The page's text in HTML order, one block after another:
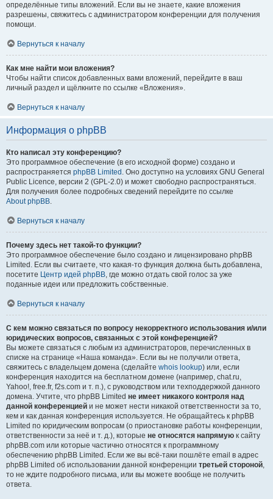
определённые типы вложений. Если вы не знаете, какие вложения
разрешены, свяжитесь с администратором конференции для получения
помощи.
Вернуться к началу
Как мне найти мои вложения?
Чтобы найти список добавленных вами вложений, перейдите в ваш
личный раздел и щёлкните по ссылке «Вложения».
Вернуться к началу
Информация о phpBB
Кто написал эту конференцию?
Это программное обеспечение (в его исходной форме) создано и
распространяется phpBB Limited . Оно доступно на условиях GNU General
Public Licence, версии 2 (GPL-2.0) и может свободно распространяться.
Для получения более подробных сведений перейдите по ссылке
About phpBB.
Вернуться к началу
Почему здесь нет такой-то функции?
Это программное обеспечение было создано и лицензировано phpBB
Limited. Если вы считаете, что какая-то функция должна быть добавлена,
посетите Центр идей phpBB, где можно отдать свой голос за уже
поданные идеи или предложить собственные.
Вернуться к началу
С кем можно связаться по вопросу некорректного использования и/или
юридических вопросов, связанных с этой конференцией?
Вы можете связаться с любым из администраторов, перечисленных в
списке на странице «Наша команда». Если вы не получили ответа,
свяжитесь с владельцем домена (сделайте whois lookup) или, если
конференция находится на бесплатном домене (например, chat.ru,
Yahoo!, free.fr, f2s.com и т. п.), с руководством или техподдержкой данного
домена. Учтите, что phpBB Limited не имеет никакого контроля над
данной конференцией и не может нести никакой ответственности за то,
кем и как данная конференция используется. Не обращайтесь к phpBB
Limited по юридическим вопросам (о приостановке работы конференции,
ответственности за неё и т. д.), которые не относятся напрямую к сайту
phpBB.com или которые частично относятся к программному
обеспечению phpBB Limited. Если же вы всё-таки пошлёте email в адрес
phpBB Limited об использовании данной конференции третьей стороной,
то не ждите подробного письма, или вы можете вообще не получить
ответа.